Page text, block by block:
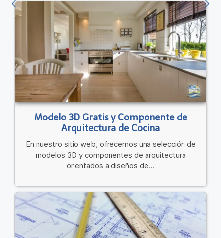
Modelo 3D Gratis y Componente de
Arquitectura de Cocina
En nuestro sitio web, ofrecemos una selección de
modelos 3D y componentes de arquitectura
orientados a diseños de...